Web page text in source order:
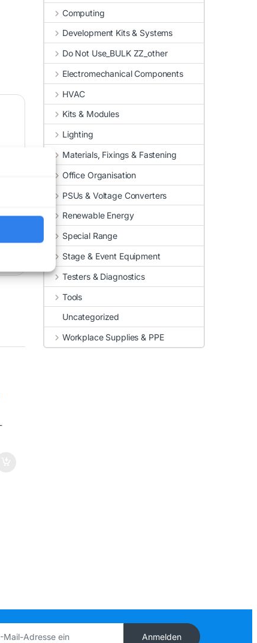
Computing
Development Kits & Systems
Do Not Use_BULK ZZ_other
Electromechanical Components
HVAC
Kits & Modules
Lighting
Materials, Fixings & Fastening
Office Organisation
PSUs & Voltage Converters
Renewable Energy
Special Range
Stage & Event Equipment
Testers & Diagnostics
Tools
Uncategorized
Workplace Supplies & PPE
Anmelden